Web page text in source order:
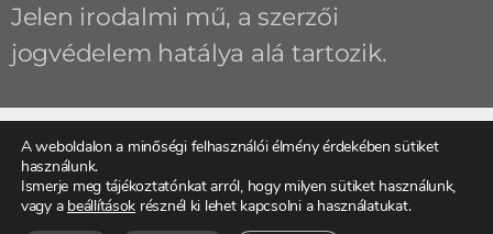
Jelen irodalmi mű, a szerzői
jogvédelem hatálya alá tartozik.
ELŐZŐ
Egy nagymarosi délután
KÖVETKEZŐ
A weboldalon a minőségi felhasználói élmény érdekében sütiket
használunk.
Ismerje meg tájékoztatónkat arról, hogy milyen sütiket használunk,
vagy a beállítások résznél ki lehet kapcsolni a használatukat.